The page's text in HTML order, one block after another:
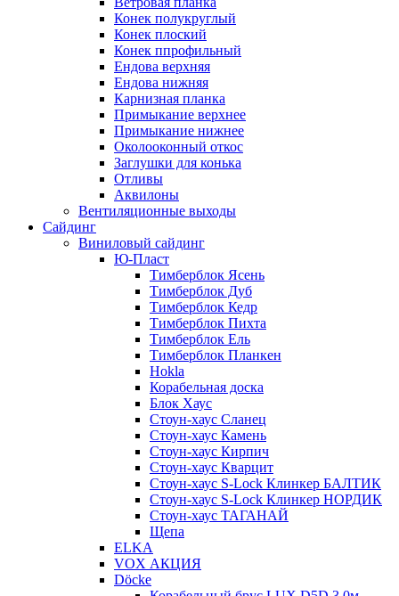
Конек полукруглый
Конек плоский
Конек ппрофильный
Ендова верхняя
Ендова нижняя
Карнизная планка
Примыкание верхнее
Примыкание нижнее
Околооконный откос
Заглушки для конька
Отливы
Аквилоны
Вентиляционные выходы
Сайдинг
Виниловый сайдинг
Ю-Пласт
Тимберблок Ясень
Тимберблок Дуб
Тимберблок Кедр
Тимберблок Пихта
Тимберблок Ель
Тимберблок Планкен
Hokla
Корабельная доска
Блок Хаус
Стоун-хаус Сланец
Стоун-хаус Камень
Стоун-хаус Кирпич
Стоун-хаус Кварцит
Стоун-хаус S-Lock Клинкер БАЛТИК
Стоун-хаус S-Lock Клинкер НОРДИК
Стоун-хаус ТАГАНАЙ
Щепа
ELKA
VOX АКЦИЯ
Döcke